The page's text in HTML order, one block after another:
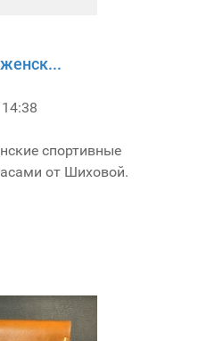
спортивные
от Шиховой.